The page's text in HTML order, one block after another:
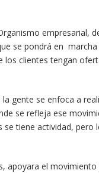
empresarial,
se pondrá en
clientes tengan
gente se enfoca a
se refleja ese
tiene actividad, pero
apoyara el